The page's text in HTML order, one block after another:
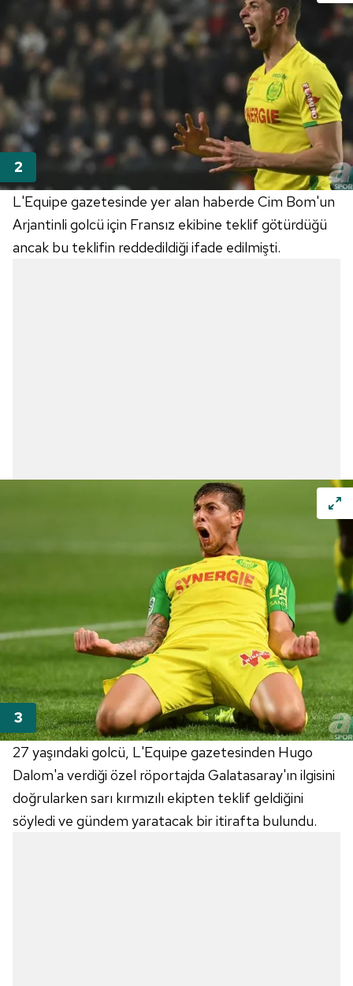
L'Equipe gazetesinde yer alan haberde Cim Bom'un
Arjantinli golcü için Fransız ekibine teklif götürdüğü
ancak bu teklifin reddedildiği ifade edilmişti.
27 yaşındaki golcü, L'Equipe gazetesinden Hugo
Dalom'a verdiği özel röportajda Galatasaray'ın ilgisini
doğrularken sarı kırmızılı ekipten teklif geldiğini
söyledi ve gündem yaratacak bir itirafta bulundu.